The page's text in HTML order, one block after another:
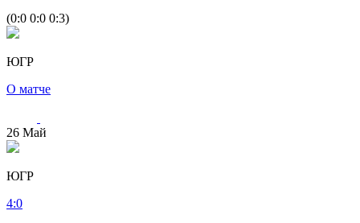
(0:0 0:0 0:3)
ЮГР
О матче
26 Май
ЮГР
4:0